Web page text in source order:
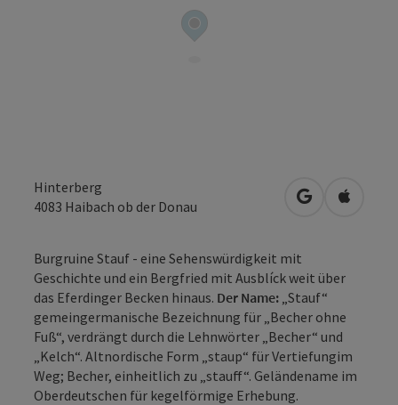
Hinterberg
4083 Haibach ob der Donau in Google
in
Burgruine Stauf - eine Sehenswürdigkeit mit
Geschichte und ein Bergfried mit Ausblíck weit über
das Eferdinger Becken hinaus. Der Name: „Stauf“
gemeingermanische Bezeichnung für „Becher ohne
Fuß“, verdrängt durch die Lehnwörter „Becher“ und
„Kelch“. Altnordische Form „staup“ für Vertiefungim
Weg; Becher, einheitlich zu „stauff“. Geländename im
Oberdeutschen für kegelförmige Erhebung.